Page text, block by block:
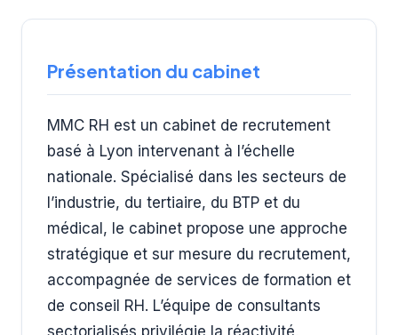
Présentation du cabinet
MMC RH est un cabinet de recrutement
basé à Lyon intervenant à l’échelle
nationale. Spécialisé dans les secteurs de
l’industrie, du tertiaire, du BTP et du
médical, le cabinet propose une approche
stratégique et sur mesure du recrutement,
accompagnée de services de formation et
de conseil RH. L’équipe de consultants
sectorialisés privilégie la réactivité,